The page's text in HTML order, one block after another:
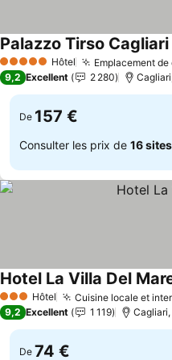
5 Étoiles Hôtel Emplacement
Palazzo Tirso
9,2 Excellent 2 280
De 157 €
Consulter les prix de 16 sites
3 ÉtoilesHôtel Cuisine locale et
Hotel La Villa Del
9,2 Excellent 1 119 Cagliari,
De 74 €